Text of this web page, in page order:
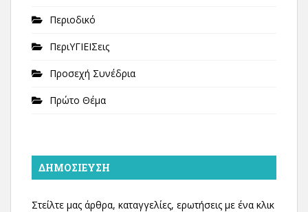
Περιοδικό
ΠεριΥΓΙΕΙΣεις
Προσεχή Συνέδρια
Πρώτο Θέμα
ΔΗΜΟΣΊΕΥΣΗ
Στείλτε μας άρθρα, καταγγελίες, ερωτήσεις με ένα κλικ